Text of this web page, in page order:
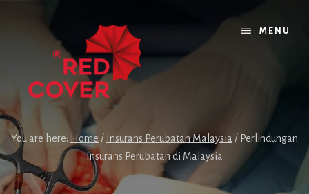
MENU
You are here: Home / Insurans Perubatan Malaysia / Perlindungan
Insurans Perubatan di Malaysia